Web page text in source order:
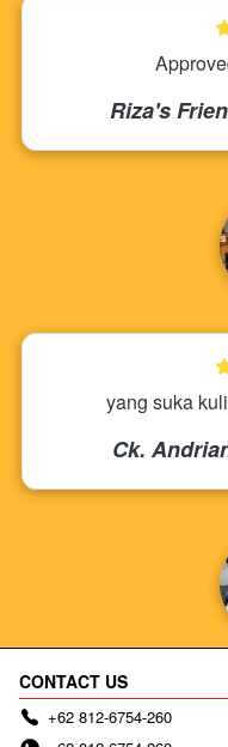
Riza's
yang suka
Ck.
CONTACT US
+62 812-6754-260